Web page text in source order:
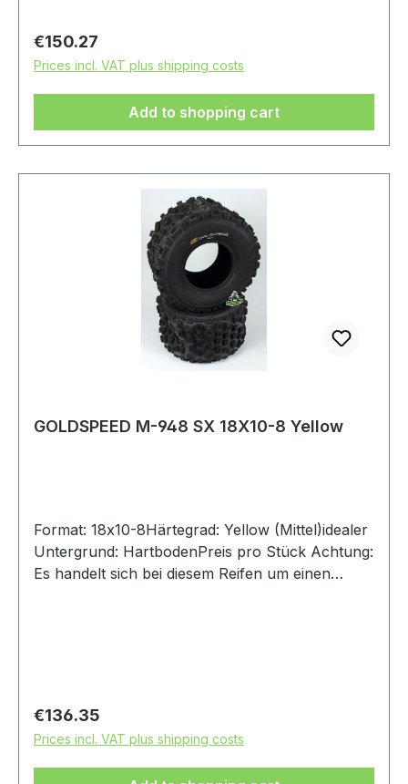
Regular price:
€150.27
Prices incl. VAT plus shipping costs
Add to shopping cart
GOLDSPEED M-948 SX 18X10-8 Yellow
Format: 18x10-8Härtegrad: Yellow (Mittel)idealer
Untergrund: HartbodenPreis pro Stück Achtung:
Es handelt sich bei diesem Reifen um einen
Regular price:
€136.35
Prices incl. VAT plus shipping costs